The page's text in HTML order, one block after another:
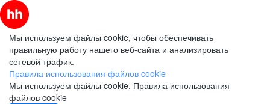
Мы используем файлы cookie, чтобы обеспечивать
правильную работу нашего веб-сайта и анализировать
сетевой трафик.
Правила использования файлов cookie
Мы используем файлы cookie. Правила использования
файлов cookie